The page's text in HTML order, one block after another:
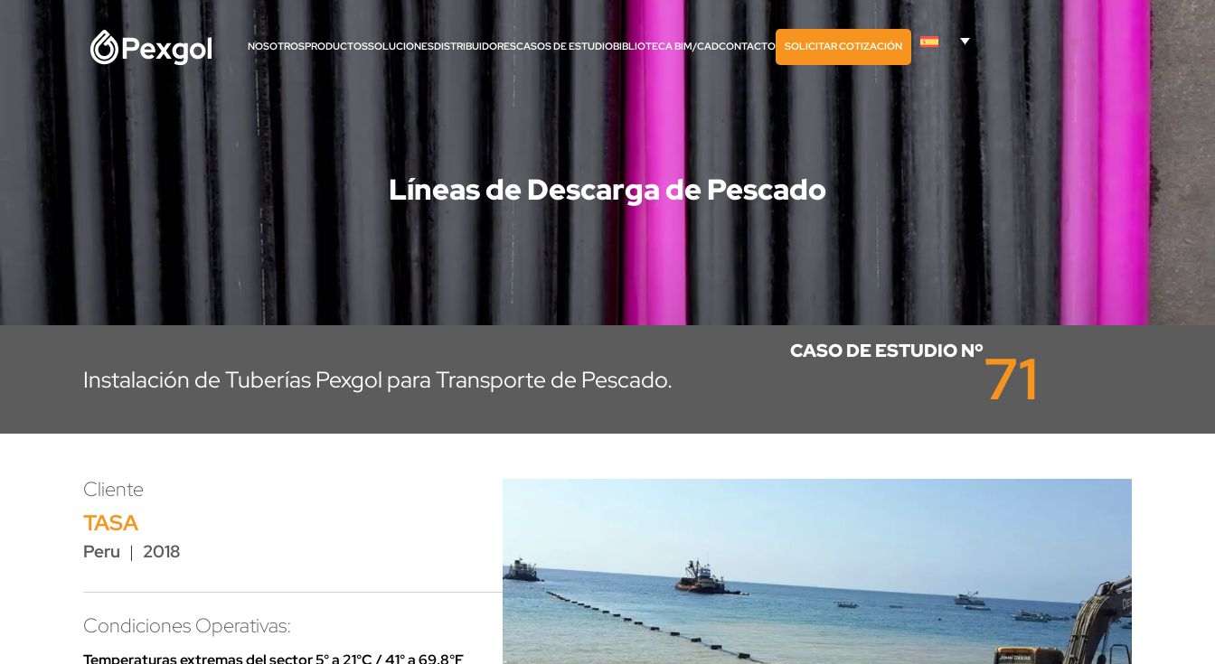
NOSOTROSPRODUCTOSSOLUCIONESDISTRIBUIDORESCASOS DE ESTUDIOBIBLIOTECA BIM/CADCONTACTO SOLICITAR COTIZACIÓN
Líneas de Descarga de Pescado
Instalación de Tuberías Pexgol para Transporte de Pescado.
CASO DE ESTUDIO Nº71
Cliente
TASA
Peru | 2018
Condiciones Operativas:
Temperaturas extremas del sector 5° a 21°C / 41° a 69.8°F